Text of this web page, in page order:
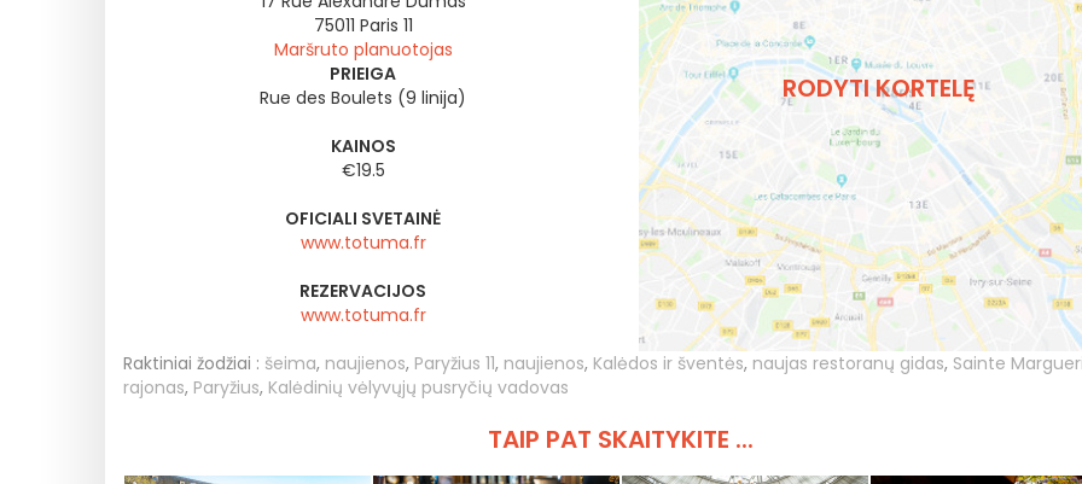
75011 Paris 11
Maršruto planuotojas
PRIEIGA
Rue des Boulets (9 linija)
KAINOS
€19.5
OFICIALI SVETAINĖ
www.totuma.fr
REZERVACIJOS
www.totuma.fr
RODYTI KORTELĘ
Raktiniai žodžiai : šeima, naujienos, Paryžius 11, naujienos, Kalėdos ir šventės, naujas restoranų gidas, Sainte
rajonas, Paryžius, Kalėdinių vėlyvųjų pusryčių vadovas
TAIP PAT SKAITYKITE ...